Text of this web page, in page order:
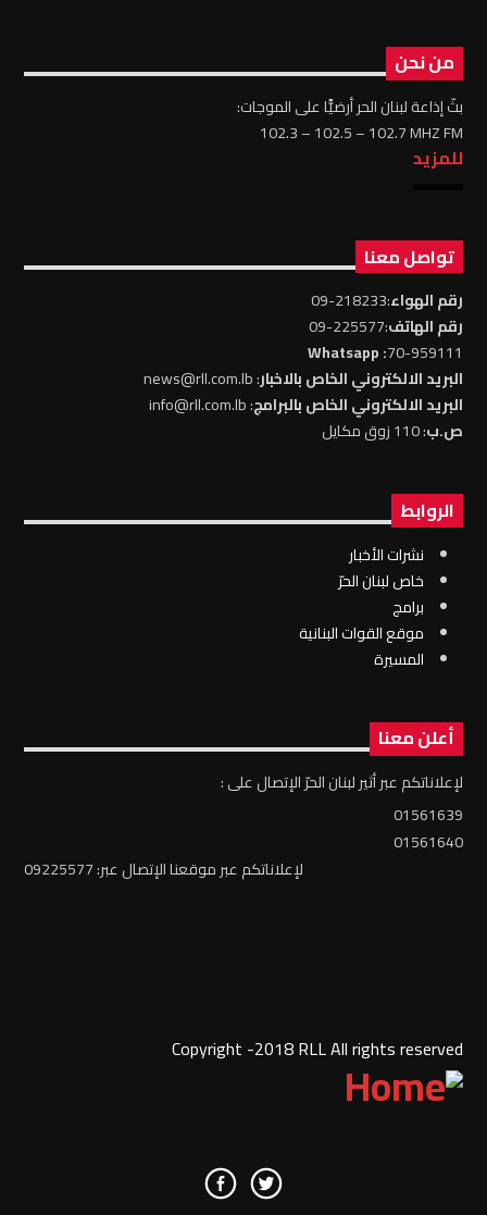
من نحن
بثّ إذاعة لبنان الحر أرضيًّا على الموجات:
102.3 – 102.5 – 102.7 MHZ FM
للمزيد
تواصل معنا
رقم الهواء:218233-09
رقم الهاتف:225577-09
70-959111
: Whatsapp
البريد الالكتروني الخاص بالاخبار: news@rll.com.lb
البريد الالكتروني الخاص بالبرامج: info@rll.com.lb
ص.ب: 110 زوق مكايل
الروابط
نشرات الأخبار
خاص لبنان الحرّ
برامج
موقع القوات البنانية
المسيرة
أعلن معنا
لإعلاناتكم عبر أثير لبنان الحرّ الإتصال على :
01561639
01561640
لإعلاناتكم عبر موقعنا الإتصال عبر: 09225577
Copyright -2018 RLL All rights reserved